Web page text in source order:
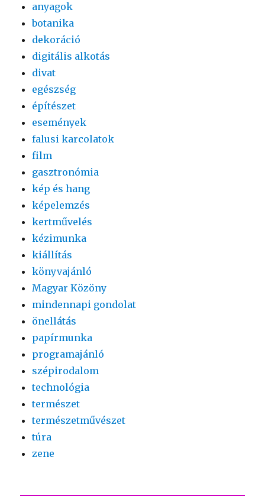
anyagok
botanika
dekoráció
digitális alkotás
divat
egészség
építészet
események
falusi karcolatok
film
gasztronómia
kép és hang
képelemzés
kertművelés
kézimunka
kiállítás
könyvajánló
Magyar Közöny
mindennapi gondolat
önellátás
papírmunka
programajánló
szépirodalom
technológia
természet
természetművészet
túra
zene